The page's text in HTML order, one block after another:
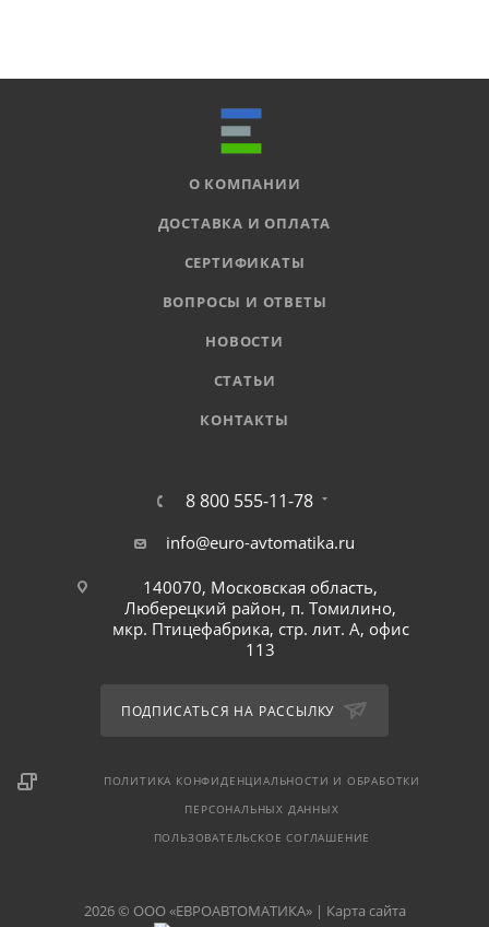
О КОМПАНИИ
ДОСТАВКА И ОПЛАТА
СЕРТИФИКАТЫ
ВОПРОСЫ И ОТВЕТЫ
НОВОСТИ
СТАТЬИ
КОНТАКТЫ
8 800 555-11-78
info@euro-avtomatika.ru
140070, Московская область,
Люберецкий район, п. Томилино,
мкр. Птицефабрика, стр. лит. А, офис
113
ПОДПИСАТЬСЯ НА РАССЫЛКУ
ПОЛИТИКА КОНФИДЕНЦИАЛЬНОСТИ И ОБРАБОТКИ
ПЕРСОНАЛЬНЫХ ДАННЫХ
ПОЛЬЗОВАТЕЛЬСКОЕ СОГЛАШЕНИЕ
2026 © ООО «ЕВРОАВТОМАТИКА» | Карта сайта